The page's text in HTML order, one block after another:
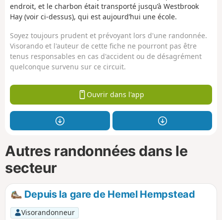
endroit, et le charbon était transporté jusqu’à Westbrook
Hay (voir ci-dessus), qui est aujourd’hui une école.
Soyez toujours prudent et prévoyant lors d'une randonnée.
Visorando et l'auteur de cette fiche ne pourront pas être
tenus responsables en cas d'accident ou de désagrément
quelconque survenu sur ce circuit.
Ouvrir dans l'app
Autres randonnées dans le
secteur
Depuis la gare de Hemel Hempstead
Visorandonneur